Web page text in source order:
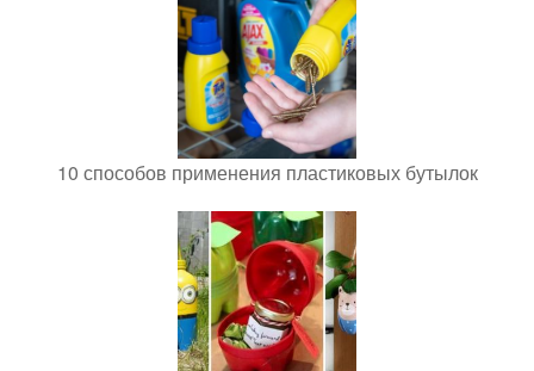
10 способов применения пластиковых бутылок